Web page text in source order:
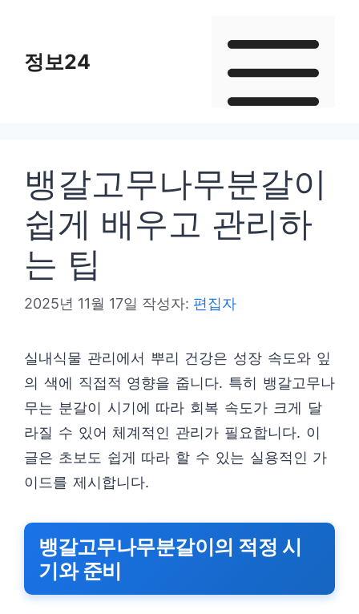
정보24
뱅갈고무나무분갈이
쉽게 배우고 관리하
는 팁
2025년 11월 17일 작성자: 편집자
실내식물 관리에서 뿌리 건강은 성장 속도와 잎
의 색에 직접적 영향을 줍니다. 특히 뱅갈고무나
무는 분갈이 시기에 따라 회복 속도가 크게 달
라질 수 있어 체계적인 관리가 필요합니다. 이
글은 초보도 쉽게 따라 할 수 있는 실용적인 가
이드를 제시합니다.
뱅갈고무나무분갈이의 적정 시
기와 준비